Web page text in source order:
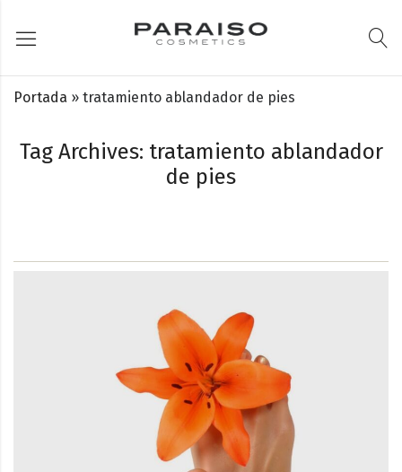
Tag Archives: tratamiento ablandador
de pies
Portada » tratamiento ablandador de pies